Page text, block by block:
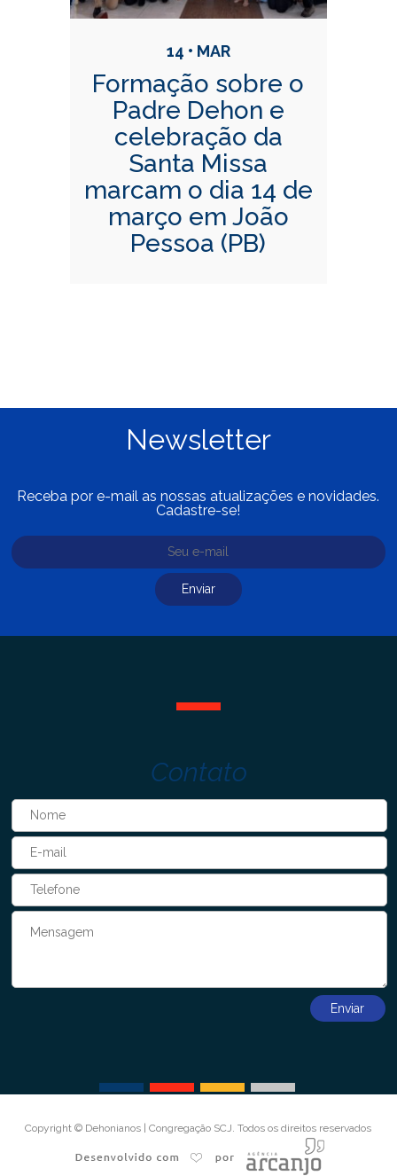
14 • MAR
Formação sobre o
Padre Dehon e
celebração da
Santa Missa
marcam o dia 14 de
março em João
Pessoa (PB)
Newsletter
Receba por e-mail as nossas atualizações e novidades.
Cadastre-se!
Contato
Copyright © Dehonianos | Congregação SCJ. Todos os direitos reservados